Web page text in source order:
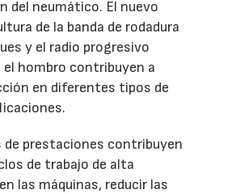
del neumático. El nuevo
de la banda de rodadura
y el radio progresivo
hombro contribuyen a
en diferentes tipos de
de prestaciones contribuyen
de trabajo de alta
las máquinas, reducir las